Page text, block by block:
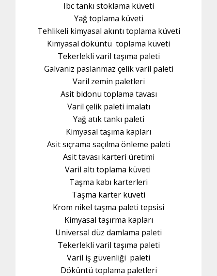
Ibc tankı stoklama küveti
Yağ toplama küveti
Tehlikeli kimyasal akıntı toplama küveti
Kimyasal döküntü toplama küveti
Tekerlekli varil taşıma paleti
Galvaniz paslanmaz çelik varil paleti
Varil zemin paletleri
Asit bidonu toplama tavası
Varil çelik paleti imalatı
Yağ atık tankı paleti
Kimyasal taşıma kapları
Asit sıçrama saçılma önleme paleti
Asit tavası karteri üretimi
Varil altı toplama küveti
Taşma kabı karterleri
Taşma karter küveti
Krom nikel taşma paleti tepsisi
Kimyasal taşırma kapları
Universal düz damlama paleti
Tekerlekli varil taşıma paleti
Varil iş güvenliği paleti
Döküntü toplama paletleri